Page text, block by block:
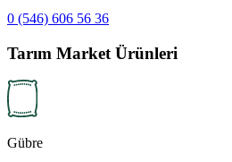
0 (546) 606 56 36
Tarım Market Ürünleri
Gübre